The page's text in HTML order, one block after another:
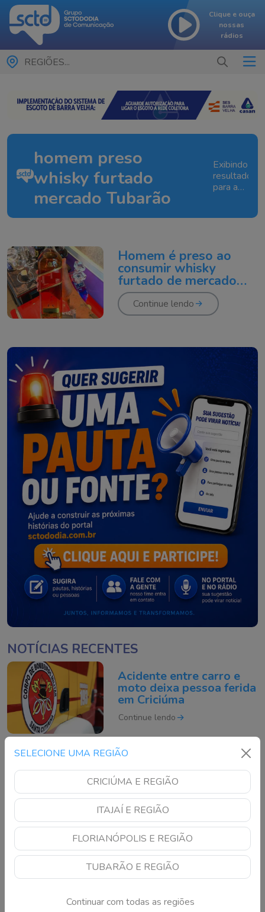
Clique e ouça
nossas
rádios
REGIÕES...
SELECIONE UMA REGIÃO
CRICIÚMA E REGIÃO
ITAJAÍ E REGIÃO
FLORIANÓPOLIS E REGIÃO
TUBARÃO E REGIÃO
Continuar com todas as regiões
homem preso
whisky furtado
mercado Tubarão
Exibindo
resultados
para a
preso
mercado
Tubarão
Homem é preso ao
consumir whisky
furtado de mercado
em Tubarão
Continue lendo
NOTÍCIAS RECENTES
Acidente entre carro e
moto deixa pessoa ferida
em Criciúma
Continue lendo
MPSC tenta barrar venda
de prédio destinado ao
Arquivo Público na
Capital
Continue lendo
Mãe de 43 anos morre
após ser atacada pelo
próprio filho em SC